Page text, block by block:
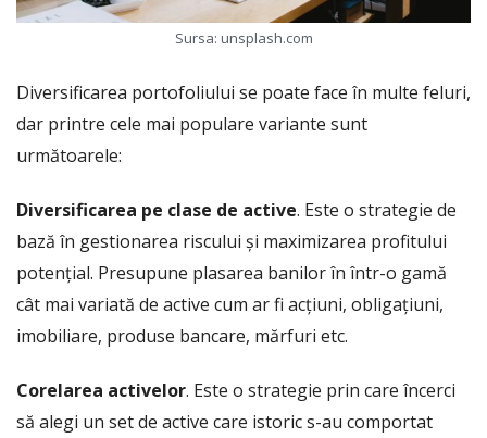
Sursa: unsplash.com
Diversificarea portofoliului se poate face în multe feluri,
dar printre cele mai populare variante sunt
următoarele:
Diversificarea pe clase de active. Este o strategie de
bază în gestionarea riscului și maximizarea profitului
potențial. Presupune plasarea banilor în într-o gamă
cât mai variată de active cum ar fi acțiuni, obligațiuni,
imobiliare, produse bancare, mărfuri etc.
Corelarea activelor. Este o strategie prin care încerci
să alegi un set de active care istoric s-au comportat